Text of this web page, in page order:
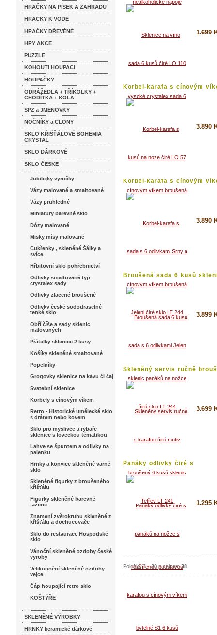
HRAČKY NA PÍSEK A ZAHRADU
HRAČKY K VODĚ
HRAČKY DŘEVĚNÉ
HRY AKCE
PUZZLE
KOHOUTI HOUPACI
HOUPAČKY
ODRÁŽEDLA + TŘÍKOLKY +
CHODÍTKA + KOLA
SPZ a JMENOVKY
NOČNÍKY a CLONY
SKLO KŘIŠŤÁLOVÉ BOHEMIA
CRYSTAL
SKLO DÁRKOVÉ
SKLO ČESKE
Jubilejky vyročky
Vázy malované a smaltované
Vázy průhledné
Miniatury barevné sklo
Dózy malované
Misky mísy malované
Cukřenky , skleněné Šálky a
svíce
Hřbitovní sklo pohřebnictví
Odlivky smaltované typ
crystalex sady
Odlivky zlacené broušené
Odlivky české sododraselné
tenké sklo
Obří číše a sady sklenic
malovaných
Přátelky sklenice 2 kusy
Košíky skleněné smaltované
Popelníky
Grogovky sklenice na kávu či čaj
Svatební sklenice
Korbely s cínovým víkem
Retro - Historické umělecké sklo
s drátem nebo kovem
Sklo pro myslivce a rybaře
sklenice s loveckou tématikou
Lahve se špuntem a odlivky na
palenku
Hrnky a konvice skleněné varné
sklo
Skleněné figurky z broušeného
křišťálu
Figurky skleněné barevné
tažené
Znamení zvěrokruhu skleněné z
křišťálu a dochucovače
Sklo do restaurace Hospodské
sklo
Vánoční skleněné ozdoby české
vyroby
Velikonoční skleněné ozdoby
vejce
Čáp houpající retro sklo
KOŠTÝŘE
SKLENĚNÉ VÝROBKY
HRNKY keramické dárkové
1.699
Korbel-karafa s cínovým
3.890
Korbel-karafa s cínovým
3.890
Broušená sada 6 kusů
3.899
Skleněný servis ručně
6...
3.699
Panáky odlivky čiré s
rozšířenou...
1.295
Položky1-20 z celkem38